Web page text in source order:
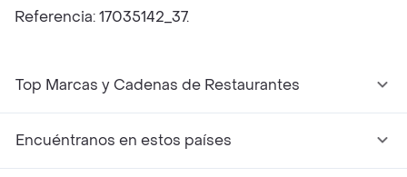
Referencia: 17035142_37.
Top Marcas y Cadenas de Restaurantes
Encuéntranos en estos países